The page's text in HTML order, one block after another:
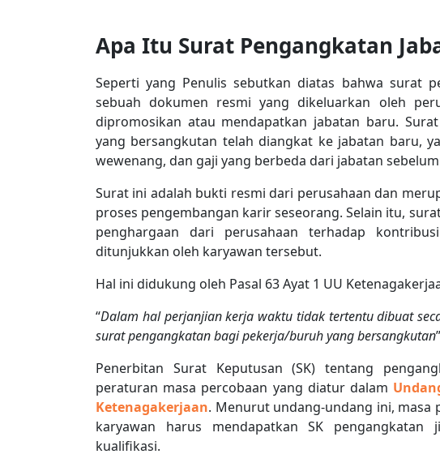
Apa Itu Surat Pengangkatan
Seperti yang Penulis sebutkan diatas bahwa surat
sebuah dokumen resmi yang dikeluarkan oleh
dipromosikan atau mendapatkan jabatan baru.
yang bersangkutan telah diangkat ke jabatan baru,
wewenang, dan gaji yang berbeda dari jabatan
Surat ini adalah bukti resmi dari perusahaan dan
proses pengembangan karir seseorang. Selain itu,
penghargaan dari perusahaan terhadap
ditunjukkan oleh karyawan tersebut.
Hal ini didukung oleh Pasal 63 Ayat 1 UU
“Dalam hal perjanjian kerja waktu tidak tertentu dibuat
surat pengangkatan bagi pekerja/buruh yang bersangkutan”
Penerbitan Surat Keputusan (SK) tentang
peraturan masa percobaan yang diatur dalam
Ketenagakerjaan. Menurut undang-undang ini, masa
karyawan harus mendapatkan SK pengangkatan
kualifikasi.